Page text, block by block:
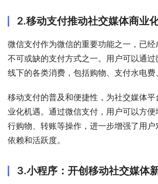
2.移动支付推动社交媒体商业
微信支付作为微信的重要功能之一，已经
不可或缺的支付方式之一。用户可以通过
线下的各类消费，包括购物、支付水电费
移动支付的普及和便捷性，为社交媒体
业化机遇。通过微信支付，用户可以方
行购物、转账等操作，进一步增强了用
依赖和活跃度。
3.小程序：开创移动社交媒体